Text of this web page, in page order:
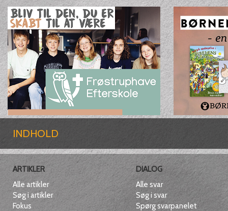
INDHOLD
ARTIKLER
Alle artikler
Søg i artikler
Fokus
DIALOG
Alle svar
Søg i svar
Spørg svarpanelet